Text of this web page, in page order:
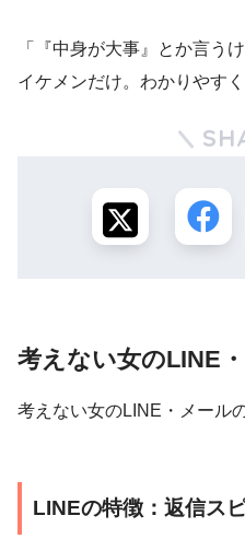
「『中身が大事』とか言う
イケメンだけ。わかりやす
考えない女のLINE
考えない女のLINE・メール
LINEの特徴：返信ス